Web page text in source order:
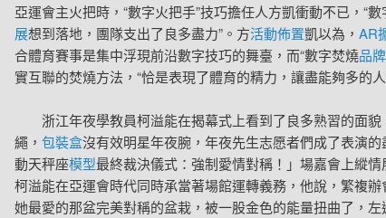
亞運會主火把時，“數字火把手”技巧擔任人方凱衝動不已，“
展想到落地，團隊支出了良多盡力”。方活動佈置凱以為， AR
合體育賽事是集中浮現前沿數字技巧的舞臺，而“數字焚燒品
實互聯的焚燒方法，“恰是表現了體育的精力，讓盡能夠多的人
浙江年夜學教員柯溢能在揭幕式上看到了良多熟習的面貌
繩， 包裝盒沒有效明星年夜腕，年夜先生志愿者們成了表演
動天秤座模型最終裁決儀式：強制愛情對稱！」場嘉會上縱
柯溢能在亞運會時代同時承當著場館運轉義務，他說，繁複
她最愛的那盆完美對稱的盆栽，被一股金色的能量扭曲了，